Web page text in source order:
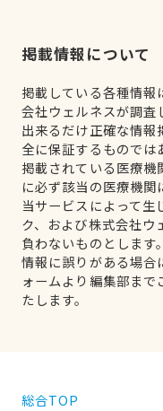
掲載情報について
掲載している各種情報
会社ウェルネスが調査
出来るだけ正確な情
全に保証するものでは
掲載されている医療
に必ず該当の医療機関
当サービスによって生
ク、および株式会社ウ
負わないものとします。
情報に誤りがある場合
ォームより編集部ま
たします。
総合TOP